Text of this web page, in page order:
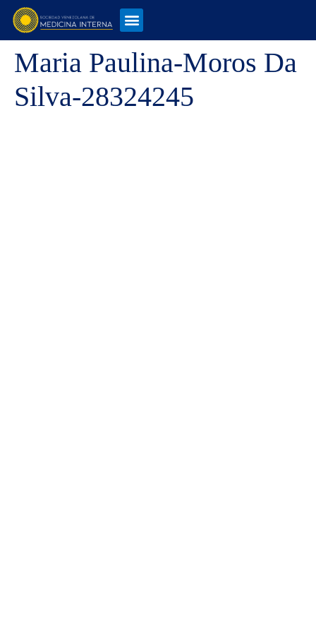
Maria Paulina-Moros Da
Silva-28324245